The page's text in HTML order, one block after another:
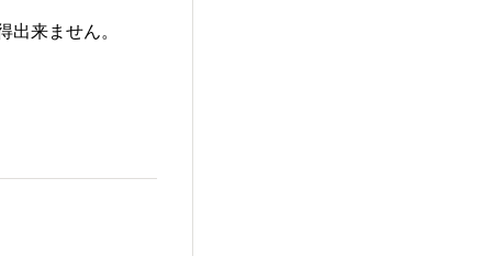
来ません。